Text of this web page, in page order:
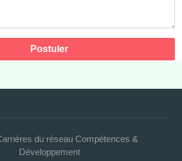
Postuler
du réseau Compétences &
Développement